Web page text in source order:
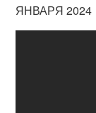
ЯНВАРЯ 2024